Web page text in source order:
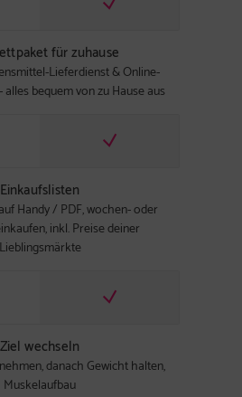
für zuhause
Lieferdienst & Online-
bequem von zu Hause aus
Einkaufslisten
Handy / PDF, wochen- oder
inkl. Preise deiner
Lieblingsmärkte
Ziel wechseln
danach Gewicht halten,
Muskelaufbau